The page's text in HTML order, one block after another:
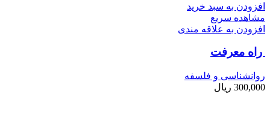
افزودن به سبد خرید
مشاهده سریع
افزودن به علاقه مندی
راه معرفت
روانشناسی و فلسفه
300,000 ریال